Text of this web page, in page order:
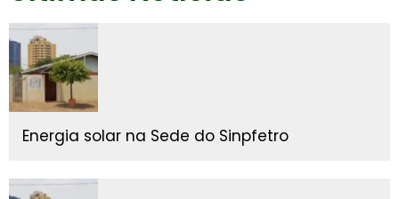
Energia solar na Sede do Sinpfetro